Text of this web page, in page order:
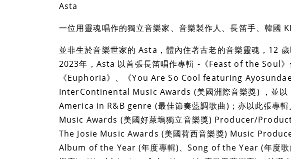
Asta
一位用靈魂唱作的獨立音樂家、音樂製作人、長笛手、韓國
並非生於音樂世家的 Asta，體內住著古老的音樂靈魂，12 歲
2023年，Asta 以首張長笛唱作專輯 -《Feast of the Soul
《Euphoria》、《You Are So Cool featuring
InterContinental Music Awards (美國洲際音樂獎) ，並
America in R&B genre (最佳節奏藍調歌曲)；亦以此張專
Music Awards (美國好萊塢獨立音樂獎) Producer/
The Josie Music Awards (美國荷西音樂獎) Music
Album of the Year (年度專輯)、Song of the Year (年度